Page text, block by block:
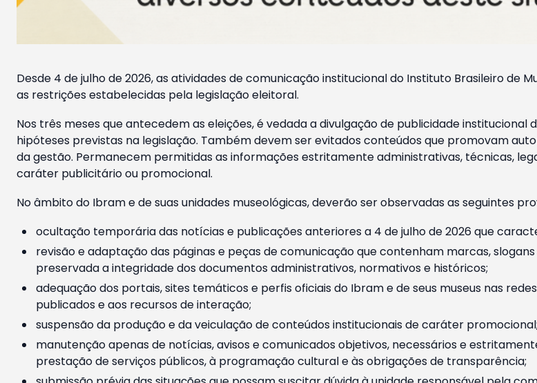
Desde 4 de julho de 2026, as atividades de comunicação institucional do Instituto Brasileiro de
as restrições estabelecidas pela legislação eleitoral.
Nos três meses que antecedem as eleições, é vedada a divulgação de publicidade
hipóteses previstas na legislação. Também devem ser evitados conteúdos que promovam
da gestão. Permanecem permitidas as informações estritamente administrativas, técnicas,
caráter publicitário ou promocional.
No âmbito do Ibram e de suas unidades museológicas, deverão ser observadas as seguintes
ocultação temporária das notícias e publicações anteriores a 4 de julho de 2026 que
revisão e adaptação das páginas e peças de comunicação que contenham marcas,
preservada a integridade dos documentos administrativos, normativos e históricos;
adequação dos portais, sites temáticos e perfis oficiais do Ibram e de seus museus nas
publicados e aos recursos de interação;
suspensão da produção e da veiculação de conteúdos institucionais de caráter promocional;
manutenção apenas de notícias, avisos e comunicados objetivos, necessários e
prestação de serviços públicos, à programação cultural e às obrigações de transparência;